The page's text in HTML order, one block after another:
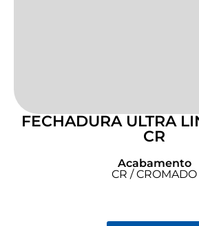
FECHADURA ULTRA
CR
Acabamento
CR / CROMADO